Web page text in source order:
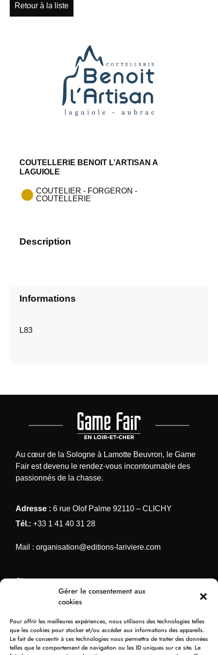
Gérer le consentement aux
cookies
Pour offrir les meilleures expériences, nous utilisons des technologies telles
que les cookies pour stocker et/ou accéder aux informations des appareils.
Le fait de consentir à ces technologies nous permettra de traiter des données
telles que le comportement de navigation ou les ID uniques sur ce site. Le
Retour à la liste
COUTELLERIE BENOIT L’ARTISAN A
LAGUIOLE
COUTELIER - FORGERON -
COUTELLERIE
Description
Informations
L83
Au cœur de la Sologne à Lamotte Beuvron, le Game
Fair est devenu le rendez-vous incontournable des
passionnés de la chasse.
Adresse : 6 rue Olof Palme 92110 – CLICHY
Tél.: +33 1 41 40 31 28
Mail : organisation@editions-lariviere.com
Chassons.com
Connaissance de la chasse
Armes de Chasse
NOS ORGANISATIONS